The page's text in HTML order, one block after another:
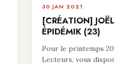
30 JAN 2021
[CRÉATION]
ÉPIDÉMIK (23)
Pour le printemps
Lecteurs, vous